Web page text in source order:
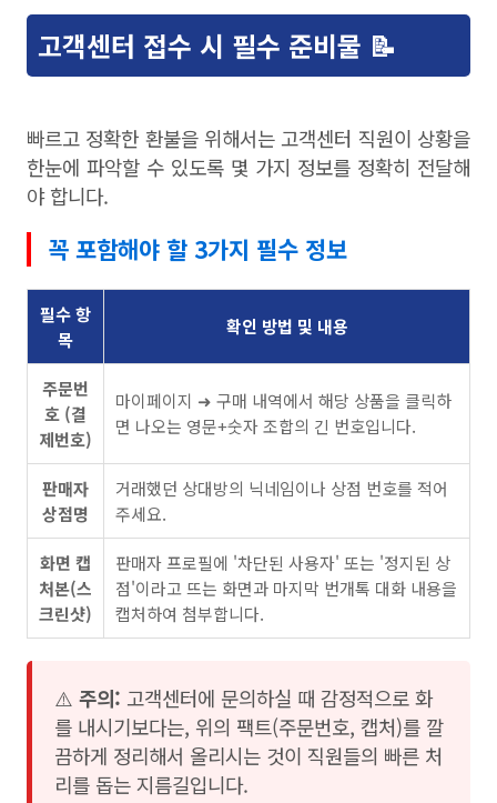
고객센터 접수 시 필수 준비물 📝
빠르고 정확한 환불을 위해서는 고객센터 직원이 상황을
한눈에 파악할 수 있도록 몇 가지 정보를 정확히 전달해
야 합니다.
꼭 포함해야 할 3가지 필수 정보
필수 항
목
확인 방법 및 내용
주문번
호 (결
제번호)
마이페이지 ➜ 구매 내역에서 해당 상품을 클릭하
면 나오는 영문+숫자 조합의 긴 번호입니다.
판매자
상점명
거래했던 상대방의 닉네임이나 상점 번호를 적어
주세요.
화면 캡
처본(스
크린샷)
판매자 프로필에 '차단된 사용자' 또는 '정지된 상
점'이라고 뜨는 화면과 마지막 번개톡 대화 내용을
캡처하여 첨부합니다.
⚠️ 주의: 고객센터에 문의하실 때 감정적으로 화
를 내시기보다는, 위의 팩트(주문번호, 캡처)를 깔
끔하게 정리해서 올리시는 것이 직원들의 빠른 처
리를 돕는 지름길입니다.